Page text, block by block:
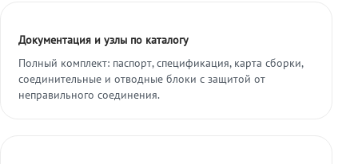
Документация и узлы по каталогу
Полный комплект: паспорт, спецификация, карта сборки,
соединительные и отводные блоки с защитой от
неправильного соединения.